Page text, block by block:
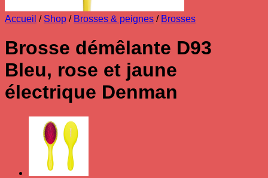
Accueil / Shop / Brosses & peignes / Brosses
Brosse démêlante D93
Bleu, rose et jaune
électrique Denman